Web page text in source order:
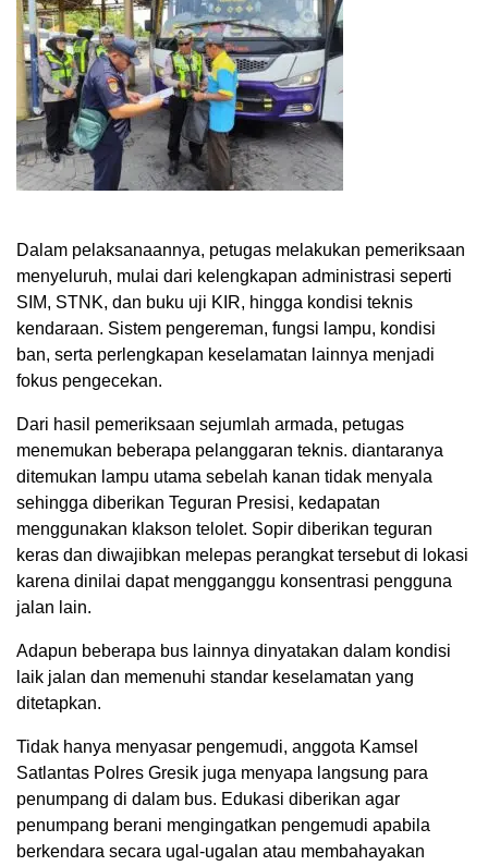
Dalam pelaksanaannya, petugas melakukan pemeriksaan
menyeluruh, mulai dari kelengkapan administrasi seperti
SIM, STNK, dan buku uji KIR, hingga kondisi teknis
kendaraan. Sistem pengereman, fungsi lampu, kondisi
ban, serta perlengkapan keselamatan lainnya menjadi
fokus pengecekan.
Dari hasil pemeriksaan sejumlah armada, petugas
menemukan beberapa pelanggaran teknis. diantaranya
ditemukan lampu utama sebelah kanan tidak menyala
sehingga diberikan Teguran Presisi, kedapatan
menggunakan klakson telolet. Sopir diberikan teguran
keras dan diwajibkan melepas perangkat tersebut di lokasi
karena dinilai dapat mengganggu konsentrasi pengguna
jalan lain.
Adapun beberapa bus lainnya dinyatakan dalam kondisi
laik jalan dan memenuhi standar keselamatan yang
ditetapkan.
Tidak hanya menyasar pengemudi, anggota Kamsel
Satlantas Polres Gresik juga menyapa langsung para
penumpang di dalam bus. Edukasi diberikan agar
penumpang berani mengingatkan pengemudi apabila
berkendara secara ugal-ugalan atau membahayakan